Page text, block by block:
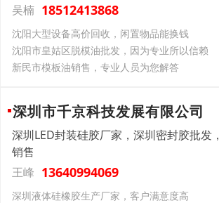
吴楠 18512413868
沈阳大型设备高价回收，闲置物品能换钱
沈阳市皇姑区脱模油批发，因为专业所以信赖
新民市模板油销售，专业人员为您解答
深圳市千京科技发展有限公司
深圳LED封装硅胶厂家，深圳密封胶批发
销售
王峰 13640994069
深圳液体硅橡胶生产厂家，客户满意度高